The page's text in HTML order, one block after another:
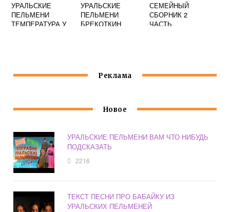
УРАЛЬСКИЕ
ПЕЛЬМЕНИ
ТЕМПЕРАТУРА У
УРАЛЬСКИЕ
ПЕЛЬМЕНИ
БРЕКОТКИН
СЕМЕЙНЫЙ
СБОРНИК 2
ЧАСТЬ
Реклама
Новое
УРАЛЬСКИЕ ПЕЛЬМЕНИ ВАМ ЧТО НИБУДЬ
ПОДСКАЗАТЬ
2216
ТЕКСТ ПЕСНИ ПРО БАБАЙКУ ИЗ
УРАЛЬСКИХ ПЕЛЬМЕНЕЙ